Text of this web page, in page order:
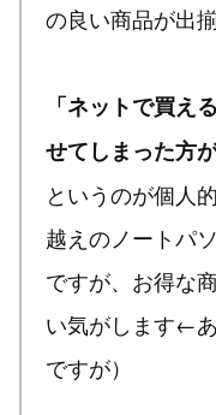
の良い商品が出
「ネットで買え
せてしまった方
というのが個人
越えのノートパ
ですが、お得な
い気がします←
ですが）